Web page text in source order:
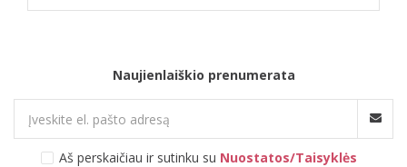
Naujienlaiškio prenumerata
Aš perskaičiau ir sutinku su Nuostatos/Taisyklės